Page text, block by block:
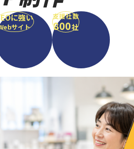
に強い
サイト
支援社数
800社